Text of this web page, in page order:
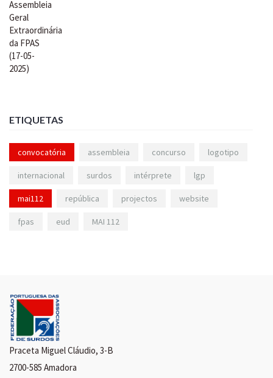
ETIQUETAS
convocatória assembleia concurso logotipo
internacional surdos intérprete lgp
mai112 república projectos website
fpas eud MAI 112
Praceta Miguel Cláudio, 3-B
2700-585 Amadora